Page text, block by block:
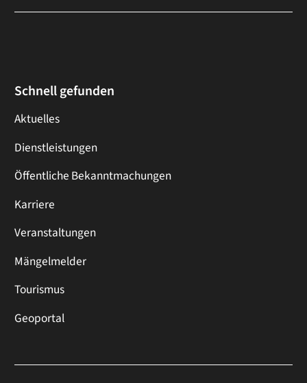
Schnell gefunden
Aktuelles
Dienstleistungen
Öffentliche Bekanntmachungen
Karriere
Veranstaltungen
Mängelmelder
Tourismus
Geoportal